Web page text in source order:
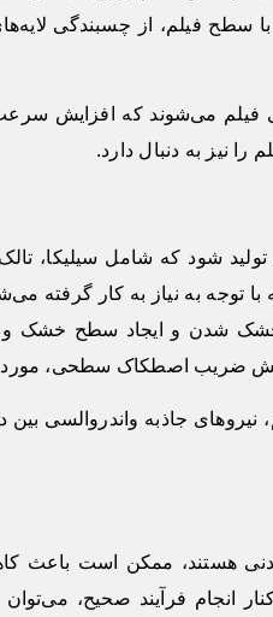
فیلم، از چسبندگی
می‌شوند که افزایش سرعت
را نیز به دنبال دارد.
تولید شود که شامل سیلیکا،
به نیاز به کار گرفته
شدن و ایجاد سطح خشک و
ضریب اصطکاک سطحی، مورد
جاذبه واندروالسی بین
معدنی هستند، ممکن است
انجام فرآیند صحیح، می‌توان